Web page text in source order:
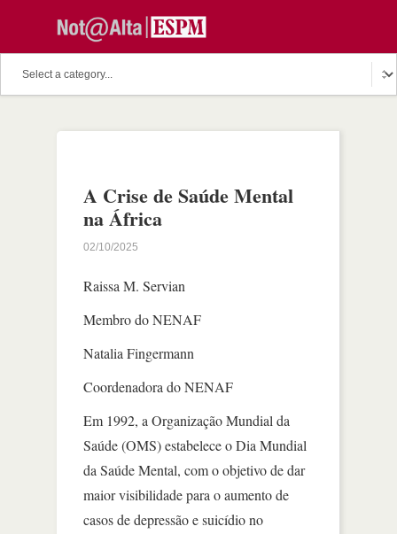
A Crise de Saúde Mental
na África
02/10/2025
Raissa M. Servian
Membro do NENAF
Natalia Fingermann
Coordenadora do NENAF
Em 1992, a Organização Mundial da
Saúde (OMS) estabelece o Dia Mundial
da Saúde Mental, com o objetivo de dar
maior visibilidade para o aumento de
casos de depressão e suicídio no